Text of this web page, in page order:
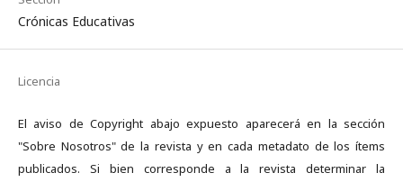
Crónicas Educativas
Licencia
El aviso de Copyright abajo expuesto aparecerá en la sección
"Sobre Nosotros" de la revista y en cada metadato de los ítems
publicados. Si bien corresponde a la revista determinar la